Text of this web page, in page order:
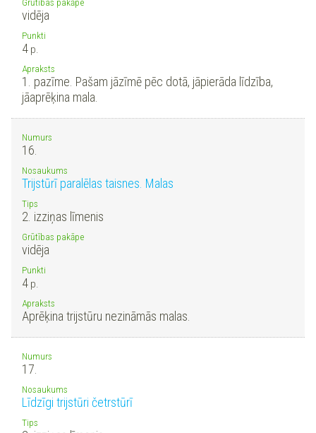
vidēja
Punkti
4 p.
Apraksts
1. pazīme. Pašam jāzīmē pēc dotā, jāpierāda līdzība,
jāaprēķina mala.
Numurs
16.
Nosaukums
Trijstūrī paralēlas taisnes. Malas
Tips
2. izziņas līmenis
Grūtības pakāpe
vidēja
Punkti
4 p.
Apraksts
Aprēķina trijstūru nezināmās malas.
Numurs
17.
Nosaukums
Līdzīgi trijstūri četrstūrī
Tips